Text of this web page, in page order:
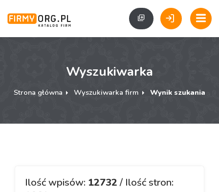
Wyszukiwarka
Strona główna Wyszukiwarka firm Wynik szukania
Ilość wpisów: 12732 / Ilość stron: